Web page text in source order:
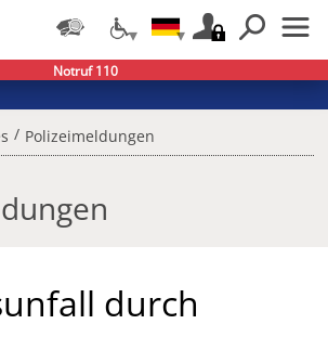
/ Polizeimeldungen
durch
Notruf 110